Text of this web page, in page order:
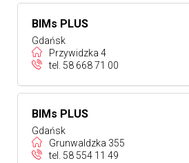
BIMs PLUS
Gdańsk
Przywidzka 4
tel. 58 668 71 00
BIMs PLUS
Gdańsk
Grunwaldzka 355
tel. 58 554 11 49